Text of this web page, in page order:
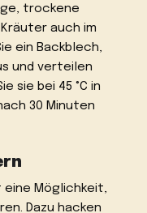
trockene
auch im
ein Backblech,
und verteilen
sie bei 45 °C in
30 Minuten
eine Möglichkeit,
Dazu hacken